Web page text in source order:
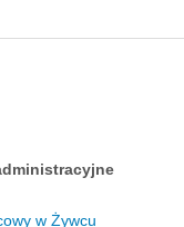
w Żywcu